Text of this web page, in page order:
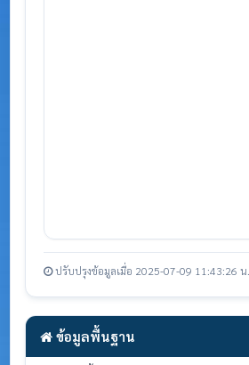
ข้อมูลพื้นฐาน
ปรับปรุงข้อมูลเมื่อ 2025-07-09 11:43:26 น.